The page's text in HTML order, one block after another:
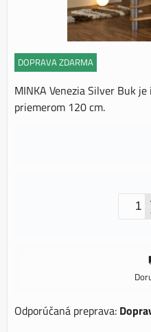
DOPRAVA ZDARMA
MINKA Venezia Silver Buk
priemerom 120 cm.